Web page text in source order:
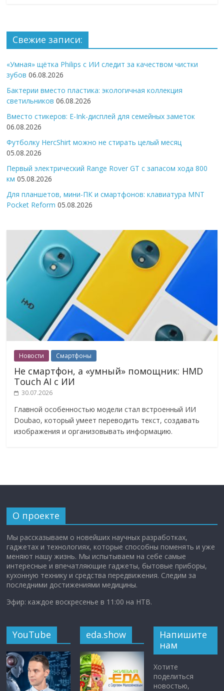
Свежие записи:
«Умная» щётка Philips с ИИ следит за качеством чистки
зубов 06.08.2026
Бактерии вместо пластика: экологичная коллекция
светильников 06.08.2026
Вместо стикеров: E-Ink-дисплей для семейных заметок
06.08.2026
Футболку HercShirt можно не стирать целый месяц
05.08.2026
Первый электрический Range Rover GT с запасом хода 800
км 05.08.2026
Для планшетов, мини-ПК и смартфонов: клавиатура MNT
Pocket Reform 05.08.2026
Новости Смартфоны
Не смартфон, а «умный» помощник: HMD
Touch AI с ИИ
30.07.2026
Главной особенностью модели стал встроенный ИИ
Doubao, который умеет переводить текст, создавать
изображения и организовывать информацию.
О проекте
Мы рассказываем о новейших научных разработках,
гаджетах и технологиях, которые способны поменять и уже
меняют нашу жизнь. Мы испытываем на себе самые
интересные и впечатляющие гаджеты, бытовые приборы,
кухонную технику и средства передвижения. Следим за
последними достижениями медицины.
Эфир: каждое воскресенье в 11:00 на НТВ.
YouTube eda.show
Напишите
нам
Хотите
поделиться
новостью,